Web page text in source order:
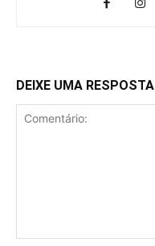
DEIXE UMA RESPOSTA